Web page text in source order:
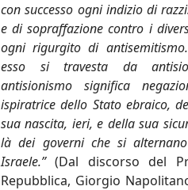
con successo ogni indizio di
e di sopraffazione contro i
ogni rigurgito di
esso si travesta da
antisionismo significa
ispiratrice dello Stato ebraico,
sua nascita, ieri, e della sua
là dei governi che si
Israele.”(Dal discorso del
Repubblica, Giorgio